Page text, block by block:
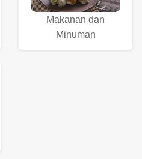
Makanan dan
Minuman